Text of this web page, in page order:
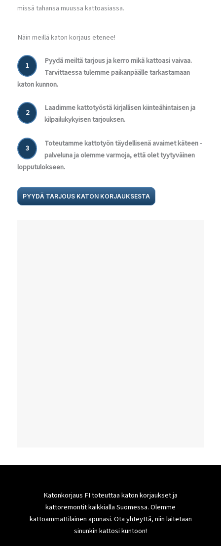
missä tahansa muussa kattoasiassa.
Näin meillä katon korjaus etenee!
1
Pyydä meiltä tarjous ja kerro mikä kattoasi vaivaa.
Tarvittaessa tulemme paikanpäälle tarkastamaan
katon kunnon.
2
Laadimme kattotyöstä kirjallisen kiinteähintaisen ja
kilpailukykyisen tarjouksen.
3
Toteutamme kattotyön täydellisenä avaimet käteen -
palveluna ja olemme varmoja, että olet tyytyväinen
lopputulokseen.
PYYDÄ TARJOUS KATON KORJAUKSESTA
Katonkorjaus FI toteuttaa katon korjaukset ja
kattoremontit kaikkialla Suomessa. Olemme
kattoammattilainen apunasi. Ota yhteyttä, niin laitetaan
sinunkin kattosi kuntoon!